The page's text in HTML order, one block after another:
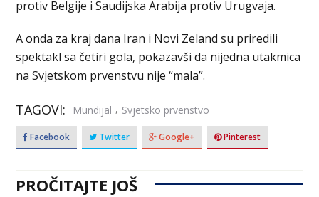
protiv Belgije i Saudijska Arabija protiv Urugvaja.
A onda za kraj dana Iran i Novi Zeland su priredili
spektakl sa četiri gola, pokazavši da nijedna utakmica
na Svjetskom prvenstvu nije “mala”.
TAGOVI: Mundijal , Svjetsko prvenstvo
Facebook Twitter Google+ Pinterest
PROČITAJTE JOŠ